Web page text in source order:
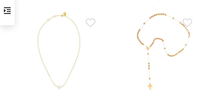
ma
wiele
wariantów.
można
wybrać
stronie